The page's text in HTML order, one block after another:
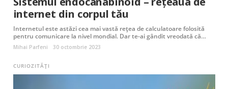
internet din corpul tău
Internetul este astăzi cea mai vastă rețea de calculatoare folosită
pentru comunicare la nivel mondial. Dar te-ai gândit vreodată că…
Mihai Parfeni 30 octombrie 2023
CURIOZITĂȚI